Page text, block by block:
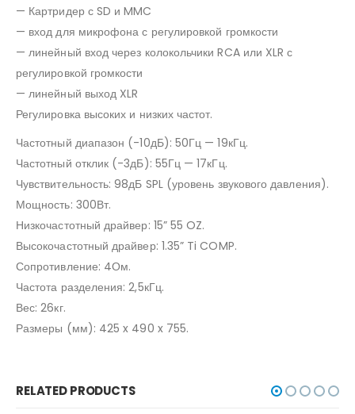
— Картридер с SD и MMC
— вход для микрофона с регулировкой громкости
— линейный вход через колокольчики RCA или XLR с
регулировкой громкости
— линейный выход XLR
Регулировка высоких и низких частот.
Частотный диапазон (-10дБ): 50Гц — 19кГц.
Частотный отклик (-3дБ): 55Гц — 17кГц.
Чувствительность: 98дБ SPL (уровень звукового давления).
Мощность: 300Вт.
Низкочастотный драйвер: 15” 55 OZ.
Высокочастотный драйвер: 1.35” Ti COMP.
Сопротивление: 4Ом.
Частота разделения: 2,5кГц.
Вес: 26кг.
Размеры (мм): 425 x 490 x 755.
RELATED PRODUCTS